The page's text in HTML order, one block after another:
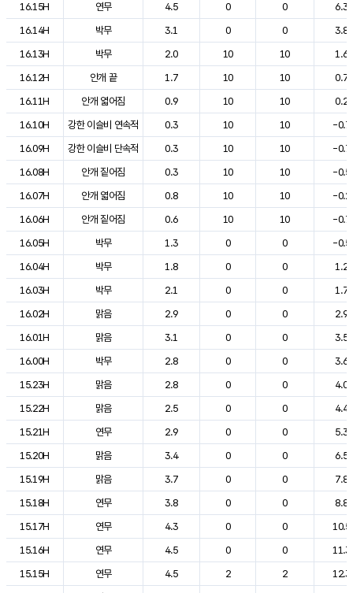
16.15H
연무 4.5 0 0
6.3
16.14H
박무 3.1 0 0
3.8
16.13H
박무 2.0 10 10
1.6
16.12H
안개 끝 1.7 10 10
0.7
16.11H
안개 엷어짐 0.9 10 10
0.2
16.10H
강한 이슬비 연속적 0.3 10 10
-0.7
16.09H
강한 이슬비 단속적 0.3 10 10
-0.7
16.08H
안개 짙어짐 0.3 10 10
-0.5
16.07H
안개 엷어짐 0.8 10 10
-0.2
16.06H
안개 짙어짐 0.6 10 10
-0.7
16.05H
박무 1.3 0 0
-0.5
16.04H
박무 1.8 0 0
1.2
16.03H
박무 2.1 0 0
1.7
16.02H
맑음 2.9 0 0
2.9
16.01H
맑음 3.1 0 0
3.5
16.00H
박무 2.8 0 0
3.6
15.23H
맑음 2.8 0 0
4.0
15.22H
맑음 2.5 0 0
4.4
15.21H
연무 2.9 0 0
5.3
15.20H
맑음 3.4 0 0
6.5
15.19H
맑음 3.7 0 0
7.8
15.18H
연무 3.8 0 0
8.8
15.17H
연무 4.3 0 0
10.5
15.16H
연무 4.5 0 0
11.3
15.15H
연무 4.5 2 2
12.3